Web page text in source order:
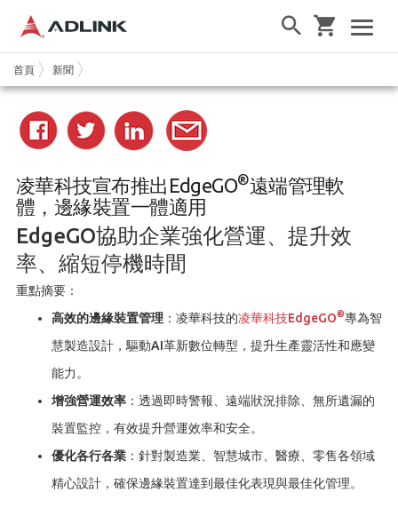
首頁 新聞
凌華科技宣布推出EdgeGO®遠端管理軟
體，邊緣裝置一體適用
EdgeGO協助企業強化營運、提升效
率、縮短停機時間
重點摘要：
高效的邊緣裝置管理：凌華科技的凌華科技EdgeGO®專為智
慧製造設計，驅動AI革新數位轉型，提升生產靈活性和應變
能力。
增強營運效率：透過即時警報、遠端狀況排除、無所遺漏的
裝置監控，有效提升營運效率和安全。
優化各行各業：針對製造業、智慧城市、醫療、零售各領域
精心設計，確保邊緣裝置達到最佳化表現與最佳化管理。